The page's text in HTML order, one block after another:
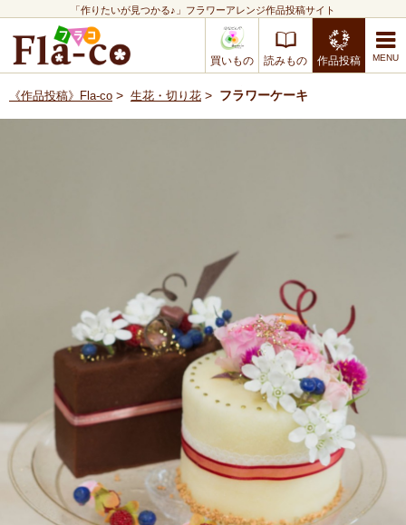
「作りたいが見つかる♪」フラワーアレンジ作品投稿サイト
買いもの 読みもの 作品投稿
《作品投稿》Fla-co > 生花・切り花 > フラワーケーキ